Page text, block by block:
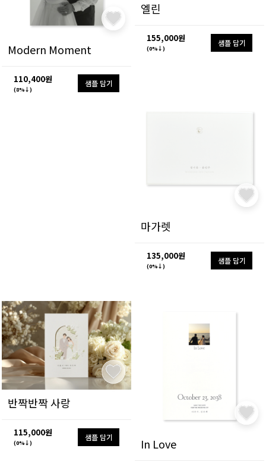
Modern Moment
110,400원
(8%↓)
샘플 담기
엘린
155,000원
(0%↓)
샘플 담기
마가렛
135,000원
(0%↓)
샘플 담기
반짝반짝 사랑
115,000원
(0%↓)
샘플 담기 In Love